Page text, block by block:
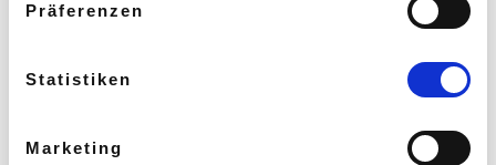
Präferenzen
Statistiken
Marketing
Workshop - Cha Cha Cha (Zusatztermin)
Ausgebucht – Warteliste
Login erforderlich. Info & Anmeldung